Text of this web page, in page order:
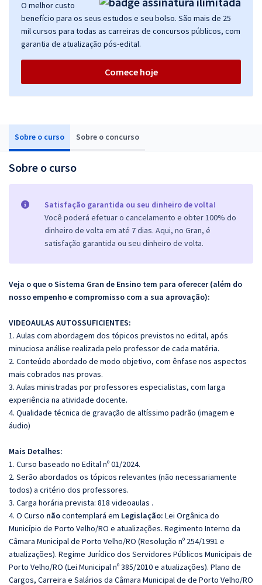
Sobre o curso Sobre o concurso
Sobre o curso
Satisfação garantida ou seu dinheiro de volta!
Você poderá efetuar o cancelamento e obter 100% do
dinheiro de volta em até 7 dias. Aqui, no Gran, é
satisfação garantida ou seu dinheiro de volta.
Veja o que o Sistema Gran de Ensino tem para oferecer (além do
nosso empenho e compromisso com a sua aprovação):
VIDEOAULAS AUTOSSUFICIENTES:
1. Aulas com abordagem dos tópicos previstos no edital, após
minuciosa análise realizada pelo professor de cada matéria.
2. Conteúdo abordado de modo objetivo, com ênfase nos aspectos
mais cobrados nas provas.
3. Aulas ministradas por professores especialistas, com larga
experiência na atividade docente.
4. Qualidade técnica de gravação de altíssimo padrão (imagem e
áudio)
Mais Detalhes:
1. Curso baseado no Edital nº 01/2024.
2. Serão abordados os tópicos relevantes (não necessariamente
todos) a critério dos professores.
3. Carga horária prevista: 818 videoaulas .
4. O Curso nãocontemplará em Legislação: Lei Orgânica do
Município de Porto Velho/RO e atualizações. Regimento Interno da
Câmara Municipal de Porto Velho/RO (Resolução nº 254/1991 e
atualizações). Regime Jurídico dos Servidores Públicos Municipais de
Porto Velho/RO (Lei Municipal nº 385/2010 e atualizações). Plano de
Cargos, Carreira e Salários da Câmara Municipal de de Porto Velho/RO
O melhor custo
benefício para os seus estudos e seu bolso. São mais de 25
mil cursos para todas as carreiras de concursos públicos, com
garantia de atualização pós-edital.
Comece hoje